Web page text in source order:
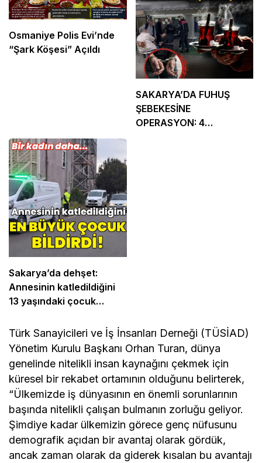
Osmaniye Polis Evi’nde
“Şark Köşesi” Açıldı
SAKARYA’DA FUHUŞ
ŞEBEKESİNE
OPERASYON: 4
Sakarya’da dehşet:
Annesinin katledildiğini
13 yaşındaki çocuk
Türk Sanayicileri ve İş İnsanları Derneği (TÜSİAD)
Yönetim Kurulu Başkanı Orhan Turan, dünya
genelinde nitelikli insan kaynağını çekmek için
küresel bir rekabet ortamının olduğunu belirterek,
“Ülkemizde iş dünyasının en önemli sorunlarının
başında nitelikli çalışan bulmanın zorluğu geliyor.
Şimdiye kadar ülkemizin görece genç nüfusunu
demografik açıdan bir avantaj olarak gördük,
ancak zaman olarak da giderek kısalan bu avantajı